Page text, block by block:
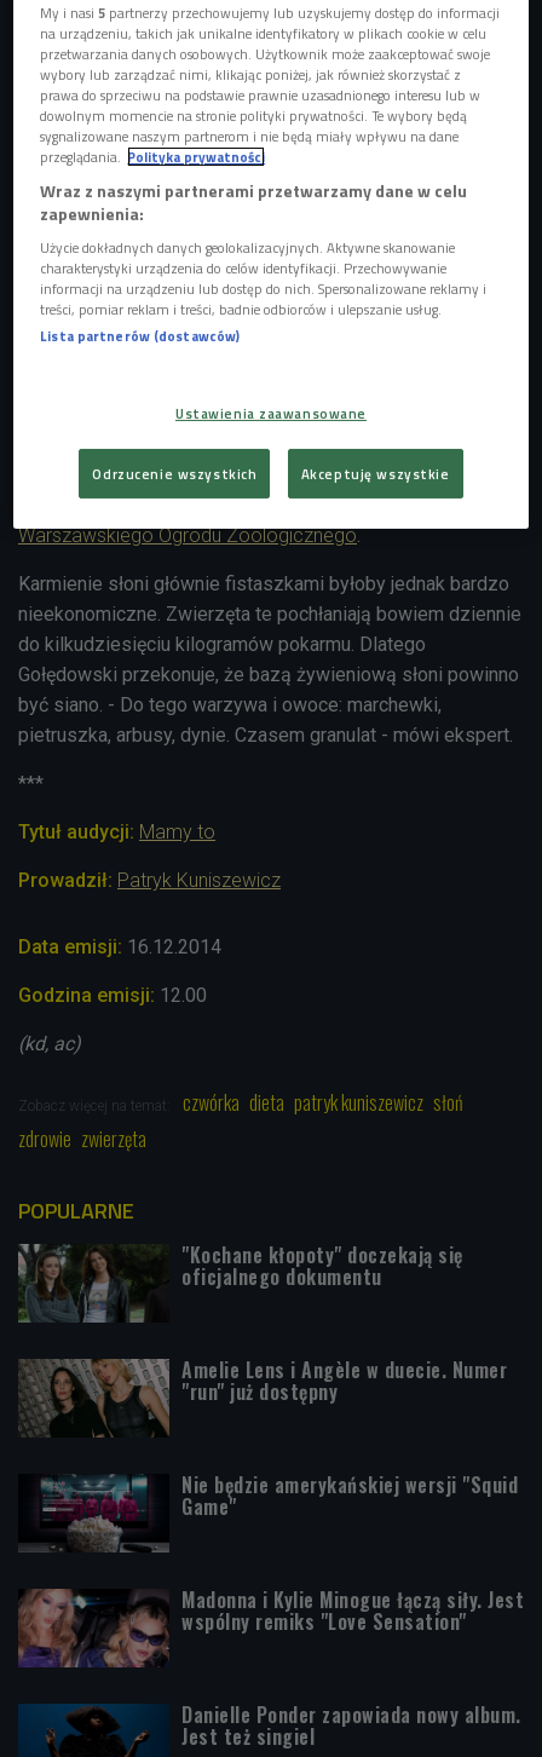
Dieta słoni w ogrodach zoologicznych powinna być zróżnicowana i zbliżona do
tej, jaką miałyby w naturalnych warunkach. Karmienie ich głównie fistaszkami
Okazuje się, że wbrew obiegowej opinii, fistaszki wcale nie
są ulubionym przysmakiem słoni. A przynajmniej nie
oficjalnie. - To jeden ze składników diety, którą należy
stosować - przekonujeMichał Gołędowski z
Warszawskiego Ogrodu Zoologicznego.
Karmienie słoni głównie fistaszkami byłoby jednak bardzo
nieekonomiczne. Zwierzęta te pochłaniają bowiem dziennie
do kilkudziesięciu kilogramów pokarmu. Dlatego
Gołędowski przekonuje, że bazą żywieniową słoni powinno
być siano. - Do tego warzywa i owoce: marchewki,
pietruszka, arbusy, dynie. Czasem granulat - mówi ekspert.
***
Tytuł audycji: Mamy to
Prowadził: Patryk Kuniszewicz
Data emisji: 16.12.2014
Godzina emisji: 12.00
(kd, ac)
Zobacz więcej na temat: czwórka dieta patryk kuniszewicz słoń
zdrowie zwierzęta
POPULARNE
"Kochane kłopoty" doczekają się
oficjalnego dokumentu
Amelie Lens i Angèle w duecie. Numer
"run" już dostępny
Nie będzie amerykańskiej wersji "Squid
Game"
Madonna i Kylie Minogue łączą siły. Jest
wspólny remiks "Love Sensation"
Danielle Ponder zapowiada nowy album.
Jest też singiel
My i nasi5 partnerzy przechowujemy lub uzyskujemy dostęp do informacji
na urządzeniu, takich jak unikalne identyfikatory w plikach cookie w celu
przetwarzania danych osobowych. Użytkownik może zaakceptować swoje
wybory lub zarządzać nimi, klikając poniżej, jak również skorzystać z
prawa do sprzeciwu na podstawie prawnie uzasadnionego interesu lub w
dowolnym momencie na stronie polityki prywatności. Te wybory będą
sygnalizowane naszym partnerom i nie będą miały wpływu na dane
przeglądania. Polityka prywatności
Wraz z naszymi partnerami przetwarzamy dane w celu
zapewnienia:
Użycie dokładnych danych geolokalizacyjnych. Aktywne skanowanie
charakterystyki urządzenia do celów identyfikacji. Przechowywanie
informacji na urządzeniu lub dostęp do nich. Spersonalizowane reklamy i
treści, pomiar reklam i treści, badnie odbiorców i ulepszanie usług.
Lista partnerów (dostawców)
Ustawienia zaawansowane
Odrzucenie wszystkich Akceptuję wszystkie